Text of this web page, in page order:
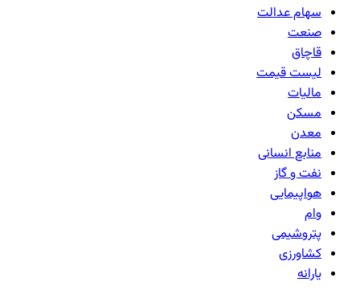
سهام عدالت
صنعت
قاچاق
لیست قیمت
مالیات
مسکن
معدن
منابع انسانی
نفت و گاز
هواپیمایی
وام
پتروشیمی
کشاورزی
یارانه